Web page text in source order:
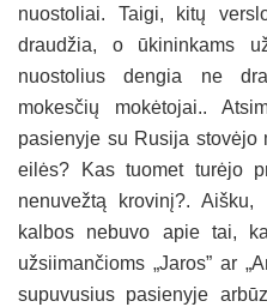
nuostoliai. Taigi, kitų
draudžia, o ūkininkams
nuostolius dengia ne
mokesčių mokėtojai..
pasienyje su Rusija
eilės? Kas tuomet turėjo
nenuvežtą krovinį?.
kalbos nebuvo apie tai,
užsiimančioms „Jaros” ar
supuvusius pasienyje